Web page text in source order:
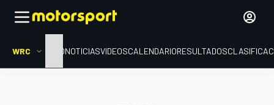
WRC INICIONOTICIASVIDEOSCALENDARIORESULTADOS